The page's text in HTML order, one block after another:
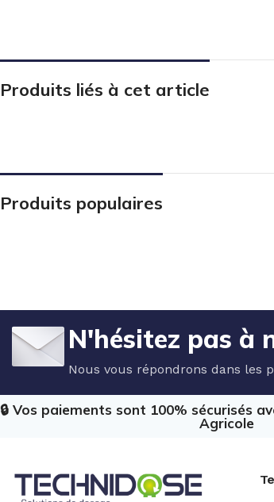
Produits liés à cet article
Produits populaires
N'hésitez pas à
Nous vous répondrons dans les
🔒 Vos paiements sont 100% sécurisés
Agricole